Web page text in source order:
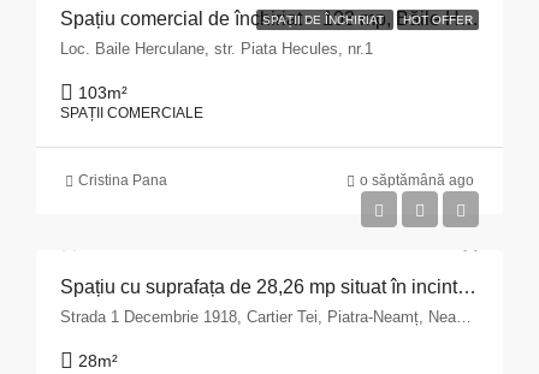
SPAȚII DE ÎNCHIRIAT HOT OFFER
Spațiu comercial de închiriat – 103 mp, Băile Herculane
Loc. Baile Herculane, str. Piata Hecules, nr.1
103m²
SPAȚII COMERCIALE
Cristina Pana o săptămână ago
Spațiu cu suprafața de 28,26 mp situat în incinta imobilului din Municipiul Piatra Neamț, str. 1 Decembrie 1918 nr.9, bloc A14, parter județul Neamț
Strada 1 Decembrie 1918, Cartier Tei, Piatra-Neamț, Neamț, 610244, România
28m²